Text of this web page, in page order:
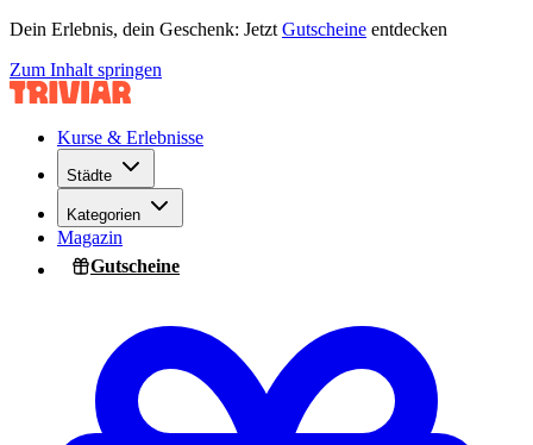
Dein Erlebnis, dein Geschenk: Jetzt Gutscheine entdecken
Zum Inhalt springen
Kurse & Erlebnisse
Städte
Kategorien
Magazin
Gutscheine